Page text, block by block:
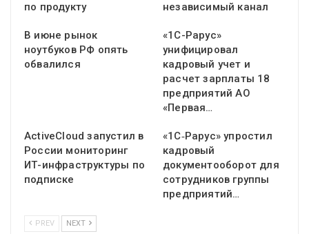
по продукту
независимый канал
В июне рынок
ноутбуков РФ опять
обвалился
«1С-Рарус»
унифицировал
кадровый учет и
расчет зарплаты 18
предприятий АО
«Первая…
ActiveCloud запустил в
России мониторинг
ИТ-инфраструктуры по
подписке
«1С‑Рарус» упростил
кадровый
документооборот для
сотрудников группы
предприятий…
PREV NEXT